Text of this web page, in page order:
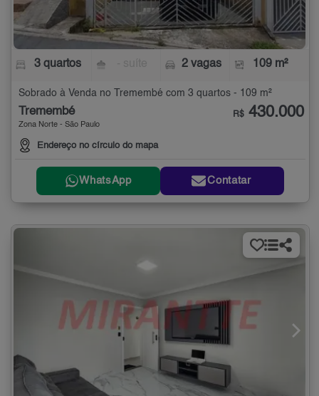
3 quartos 2 vagas 109 m²
Sobrado à Venda no Tremembé com 3 quartos - 109 m²
Tremembé
Zona Norte - São Paulo
Endereço no círculo do mapa
R$ 430.000
WhatsApp Contatar